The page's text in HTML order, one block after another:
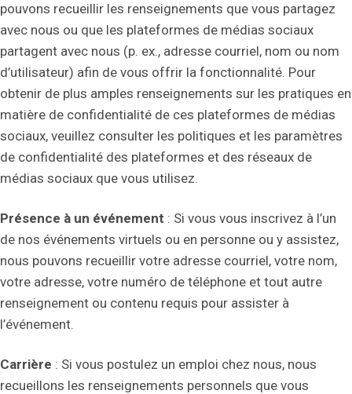
pouvons recueillir les renseignements que vous partagez
avec nous ou que les plateformes de médias sociaux
partagent avec nous (p. ex., adresse courriel, nom ou nom
d’utilisateur) afin de vous offrir la fonctionnalité. Pour
obtenir de plus amples renseignements sur les pratiques en
matière de confidentialité de ces plateformes de médias
sociaux, veuillez consulter les politiques et les paramètres
de confidentialité des plateformes et des réseaux de
médias sociaux que vous utilisez.
Présence à un événement : Si vous vous inscrivez à l’un
de nos événements virtuels ou en personne ou y assistez,
nous pouvons recueillir votre adresse courriel, votre nom,
votre adresse, votre numéro de téléphone et tout autre
renseignement ou contenu requis pour assister à
l’événement.
Carrière : Si vous postulez un emploi chez nous, nous
recueillons les renseignements personnels que vous